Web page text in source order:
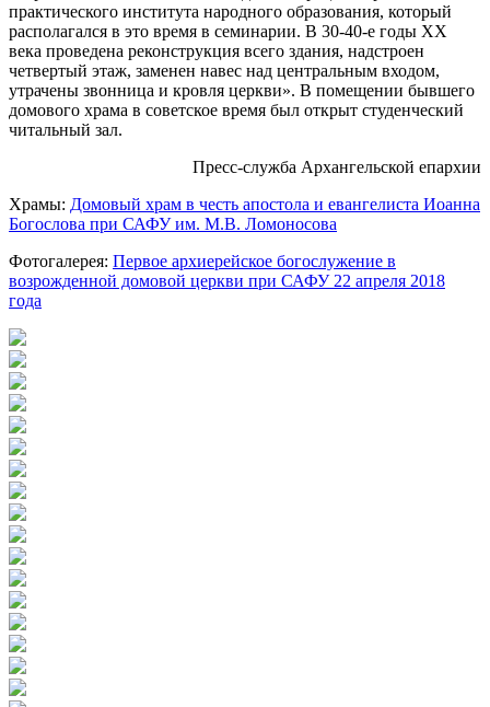
практического института народного образования, который
располагался в это время в семинарии. В 30-40-е годы XX
века проведена реконструкция всего здания, надстроен
четвертый этаж, заменен навес над центральным входом,
утрачены звонница и кровля церкви». В помещении бывшего
домового храма в советское время был открыт студенческий
читальный зал.
Пресс-служба Архангельской епархии
Храмы: Домовый храм в честь апостола и евангелиста Иоанна
Богослова при САФУ им. М.В. Ломоносова
Фотогалерея: Первое архиерейское богослужение в
возрожденной домовой церкви при САФУ 22 апреля 2018
года